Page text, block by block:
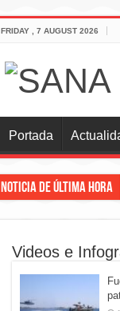
FRIDAY , 7 AUGUST 2026
Portada
Noticia de última hora
Videos e